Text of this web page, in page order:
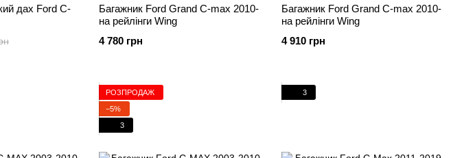
дах Ford C-
Багажник Ford Grand C-max 2010-
на рейлінги Wing
4 780 грн
Багажник Ford Grand C-max 2010-
на рейлінги Wing
4 910 грн
РОЗПРОДАЖ
−5%
3
3